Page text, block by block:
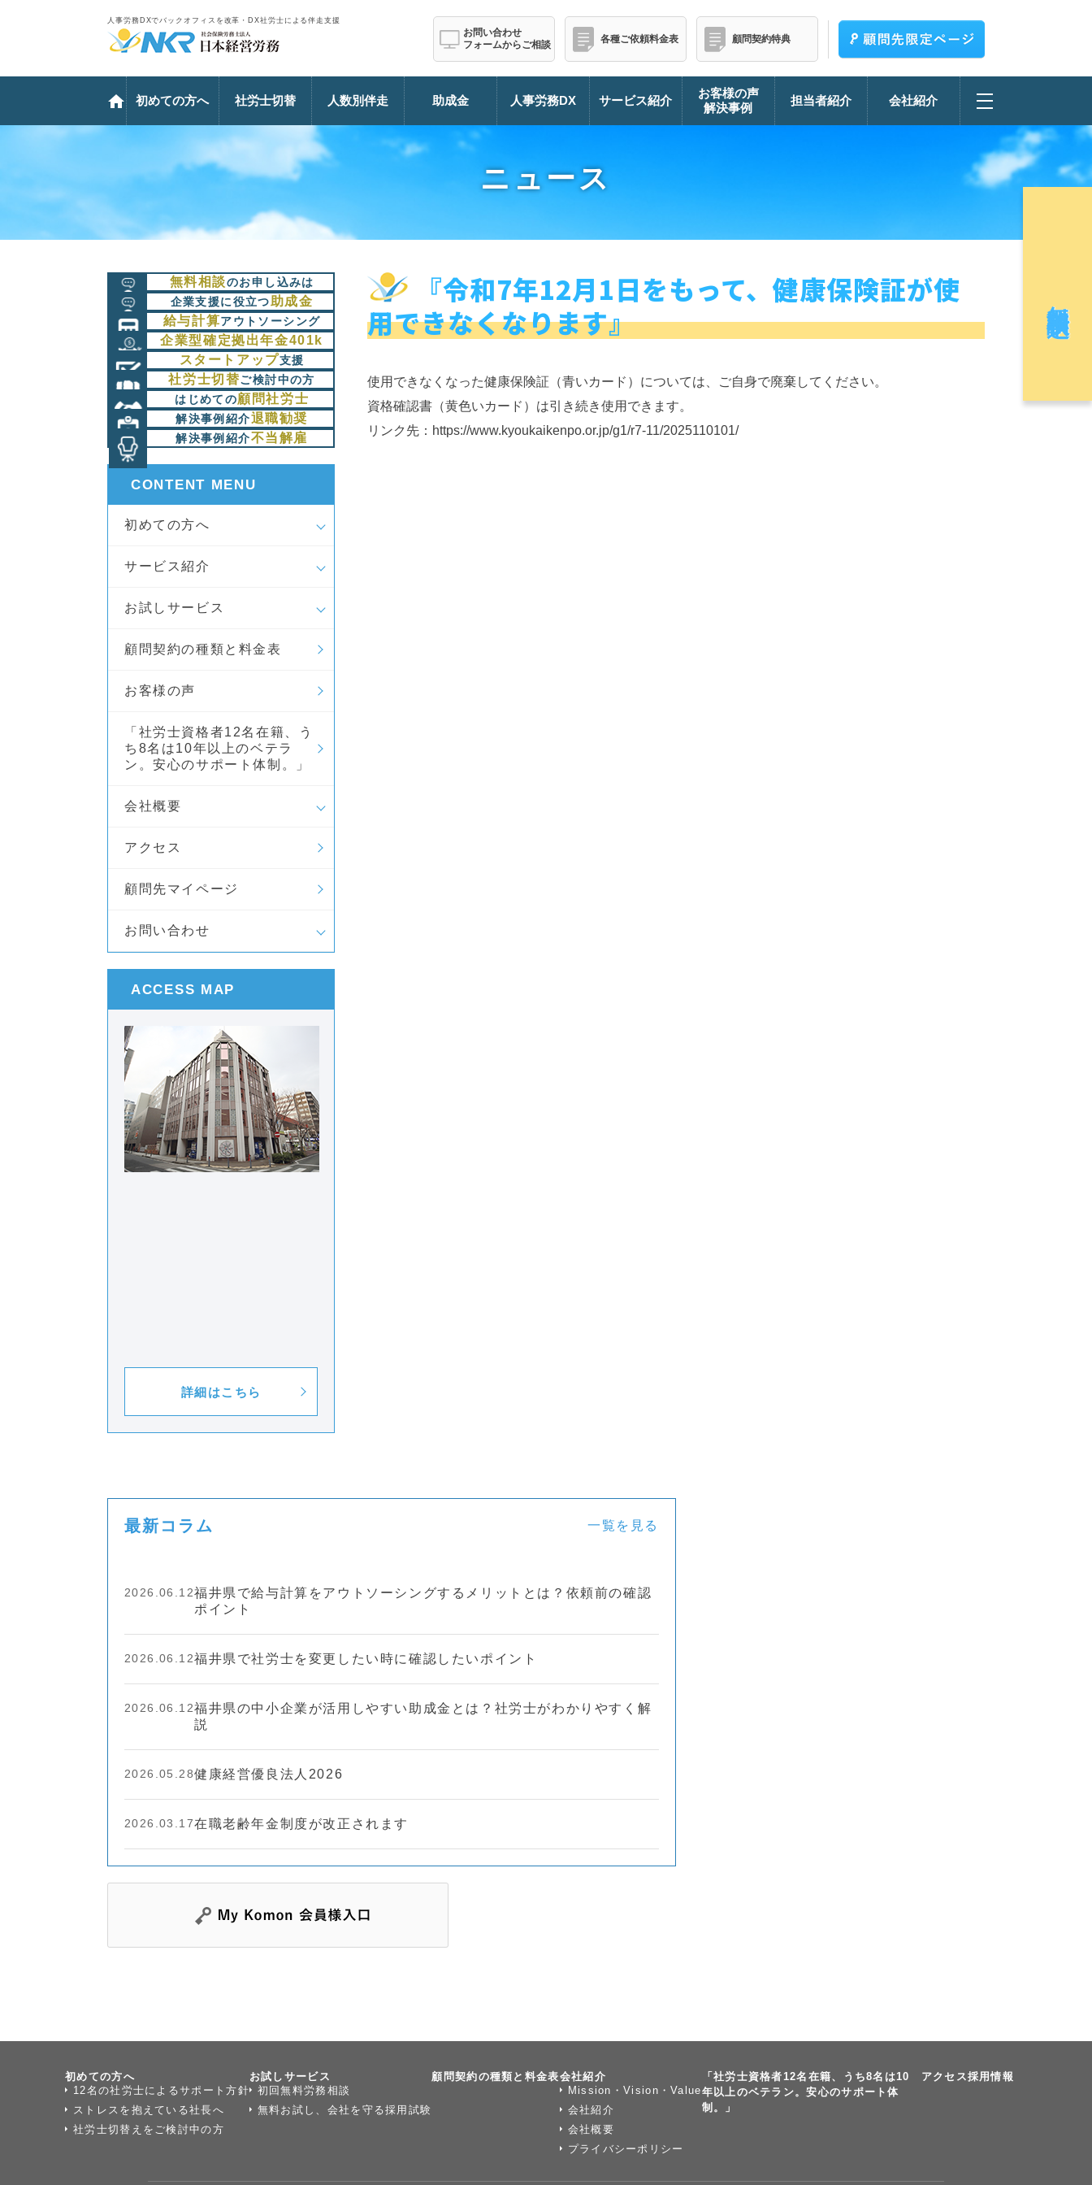
人事労務DXでバックオフィスを改革・DX社労士による伴走支援
お問い合わせ
フォームからご相談
各種ご依頼料金表 顧問契約特典
初めての方へ 社労士切替 人数別伴走 助成金 人事労務DX サービス紹介
お客様の声
解決事例
担当者紹介 会社紹介
ニュース
『令和7年12月1日をもって、健康保険証が使
用できなくなります』
使用できなくなった健康保険証（青いカード）については、ご自身で廃棄してください。
資格確認書（黄色いカード）は引き続き使用できます。
リンク先：https://www.kyoukaikenpo.or.jp/g1/r7-11/2025110101/
無料相談のお申し込みは
企業支援に役立つ助成金
給与計算アウトソーシング
企業型確定拠出年金401k
スタートアップ支援
社労士切替ご検討中の方
はじめての顧問社労士
解決事例紹介退職勧奨
解決事例紹介不当解雇
CONTENT MENU
初めての方へ
サービス紹介
お試しサービス
顧問契約の種類と料金表
お客様の声
「社労士資格者12名在籍、う
ち8名は10年以上のベテラ
ン。安心のサポート体制。」
会社概要
アクセス
顧問先マイページ
お問い合わせ
ACCESS MAP
詳細はこちら
最新コラム 一覧を見る
2026.06.12福井県で給与計算をアウトソーシングするメリットとは？依頼前の確認
ポイント
2026.06.12福井県で社労士を変更したい時に確認したいポイント
2026.06.12福井県の中小企業が活用しやすい助成金とは？社労士がわかりやすく解
説
2026.05.28健康経営優良法人2026
2026.03.17在職老齢年金制度が改正されます
初めての方へ
12名の社労士によるサポート方針
ストレスを抱えている社長へ
社労士切替えをご検討中の方
お試しサービス
初回無料労務相談
無料お試し、会社を守る採用試験
顧問契約の種類と料金表会社紹介
Mission・Vision・Value
会社紹介
会社概要
プライバシーポリシー
「社労士資格者12名在籍、うち8名は10
年以上のベテラン。安心のサポート体
制。」
アクセス採用情報